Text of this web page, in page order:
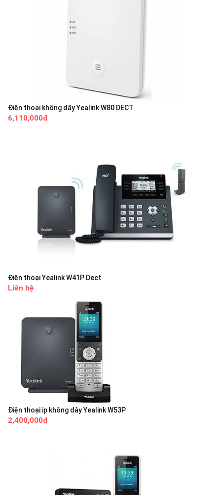
Điện thoại không dây Yealink W80 DECT
6,110,000đ
Điện thoại Yealink W41P Dect
Liên hệ
Điện thoại ip không dây Yealink W53P
2,400,000đ